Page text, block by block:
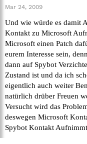
Mar 24, 2009
Und wie würde es damit
Kontakt zu Microsoft
Microsoft einen Patch
eurem Interesse sein,
dann auf Spybot
Zustand ist und da ich
eigentlich auch weiter
natürlich drüber Freuen
Versucht wird das
deswegen Microsoft
Spybot Kontakt